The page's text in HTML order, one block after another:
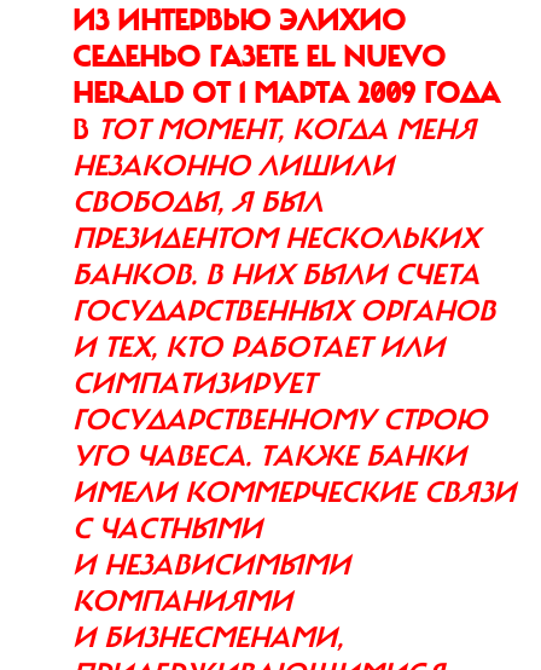
ИЗ ИНТЕРВЬЮ ЭЛИХИО
СЕДЕНЬО ГАЗЕТЕ EL NUEVO
HERALD ОТ 1 МАРТА 2009 ГОДА
В ТОТ МОМЕНТ, КОГДА МЕНЯ
НЕЗАКОННО ЛИШИЛИ
СВОБОДЫ, Я БЫЛ
ПРЕЗИДЕНТОМ НЕСКОЛЬКИХ
БАНКОВ. В НИХ БЫЛИ СЧЕТА
ГОСУДАРСТВЕННЫХ ОРГАНОВ
И ТЕХ, КТО РАБОТАЕТ ИЛИ
СИМПАТИЗИРУЕТ
ГОСУДАРСТВЕННОМУ СТРОЮ
УГО ЧАВЕСА. ТАКЖЕ БАНКИ
ИМЕЛИ КОММЕРЧЕСКИЕ СВЯЗИ
С ЧАСТНЫМИ
И НЕЗАВИСИМЫМИ
КОМПАНИЯМИ
И БИЗНЕСМЕНАМИ,